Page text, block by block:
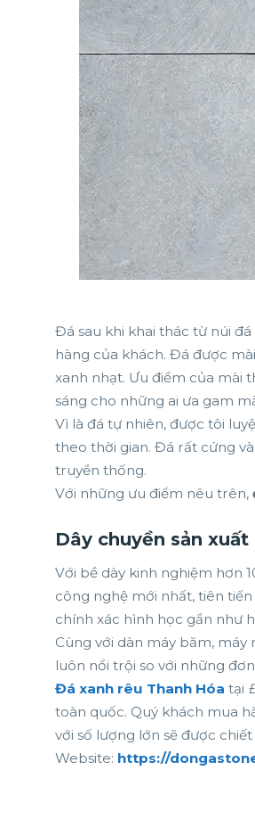
Đá sau khi khai thác từ núi
hàng của khách. Đá được
xanh nhạt. Ưu điểm của mài
sáng cho những ai ưa gam
Vì là đá tự nhiên, được tôi
theo thời gian. Đá rất cứng
truyền thống.
Với những ưu điểm nêu trên,
Dây chuyền sản
Với bề dày kinh nghiệm hơn
công nghệ mới nhất, tiên
chính xác hình học gần như
Cùng với dàn máy băm,
luôn nổi trội so với những
Đá xanh rêu Thanh Hóa tại
toàn quốc. Quý khách mua
với số lượng lớn sẽ được
Website: https://